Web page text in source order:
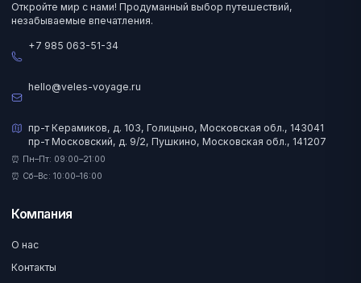
Откройте мир с нами! Продуманный выбор путешествий,
незабываемые впечатления.
+7 985 063-51-34
hello@veles-voyage.ru
пр-т Керамиков, д. 103, Голицыно, Московская обл., 143041
пр-т Московский, д. 9/2, Пушкино, Московская обл., 141207
⏰ Пн–Пт: 09:00–21:00
⏰ Сб–Вс: 10:00–16:00
Компания
О нас
Контакты